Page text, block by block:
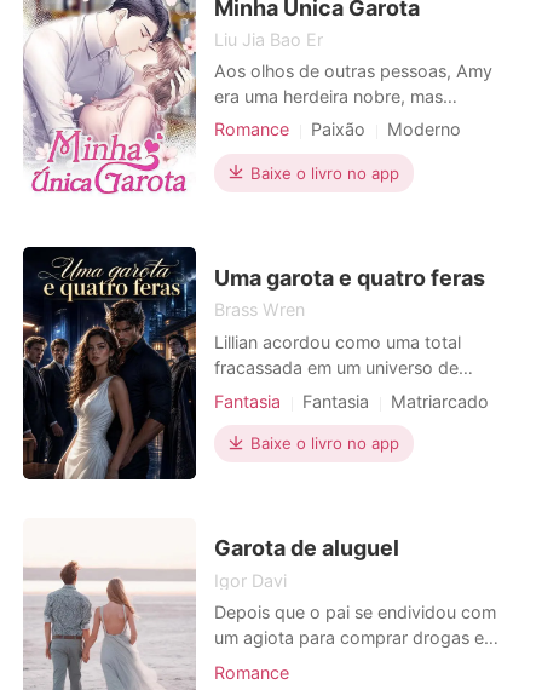
relações. Juntos, eles explo
Local de trabalho
Minha Única Garota
Liu Jia Bao Er
Aos olhos de outras pessoas, Amy
era uma herdeira nobre, mas
incrivelmente mimada. Todo mundo
queria. Quem poderia entender a
solidão que sentia sob o disfarce de
que iria viver uma vida fel
Romance Paixão
Moderno
PTSD
Obsessão Casal
Baixe o livro no app
Uma garota e quatro feras
Brass Wren
Lillian acordou como uma total
fracassada em um universo de
criaturas metamorfas. A boa notícia
podiam ter vários companheiros, mas
ela ainda era a pessoa que todos
os quatro companheiros seg
Fantasia Fantasia Matriarcado
Baixe o livro no app
Garota de aluguel
Igor Davi
Depois que o pai se endividou com
um agiota para comprar drogas e
bebidas alcoólicas, Gisele se
Romance